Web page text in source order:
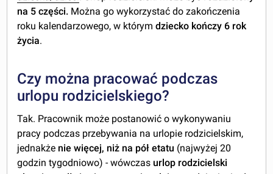
na 5 części. Można go wykorzystać do zakończenia
roku kalendarzowego, w którymdziecko kończy 6 rok
życia.
Czy można pracować podczas
urlopu rodzicielskiego?
Tak. Pracownik może postanowić o wykonywaniu
pracy podczas przebywania na urlopie rodzicielskim,
jednakże nie więcej, niż na pół etatu (najwyżej 20
godzin tygodniowo) - wówczas urlop rodzicielski